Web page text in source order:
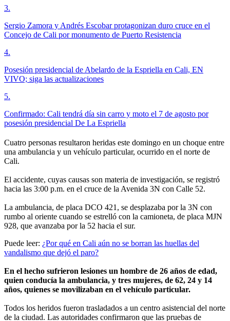
3.
Sergio Zamora y Andrés Escobar protagonizan duro cruce en el
Concejo de Cali por monumento de Puerto Resistencia
4.
Posesión presidencial de Abelardo de la Espriella en Cali, EN
VIVO; siga las actualizaciones
5.
Confirmado: Cali tendrá día sin carro y moto el 7 de agosto por
posesión presidencial De La Espriella
Cuatro personas resultaron heridas este domingo en un choque entre
una ambulancia y un vehículo particular, ocurrido en el norte de
Cali.
El accidente, cuyas causas son materia de investigación, se registró
hacia las 3:00 p.m. en el cruce de la Avenida 3N con Calle 52.
La ambulancia, de placa DCO 421, se desplazaba por la 3N con
rumbo al oriente cuando se estrelló con la camioneta, de placa MJN
928, que avanzaba por la 52 hacia el sur.
Puede leer: ¿Por qué en Cali aún no se borran las huellas del
vandalismo que dejó el paro?
En el hecho sufrieron lesiones un hombre de 26 años de edad,
quien conducía la ambulancia, y tres mujeres, de 62, 24 y 14
años, quienes se movilizaban en el vehículo particular.
Todos los heridos fueron trasladados a un centro asistencial del norte
de la ciudad. Las autoridades confirmaron que las pruebas de